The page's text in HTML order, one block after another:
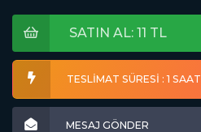
SATIN AL: 11 TL
TESLİMAT SÜRESİ : 1 SAAT
MESAJ GÖNDER